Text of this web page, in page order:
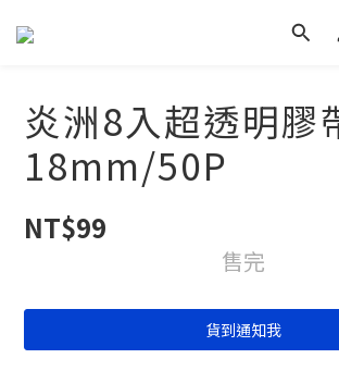
炎洲8入超透明膠
18mm/50P
NT$99
售完
貨到通知我